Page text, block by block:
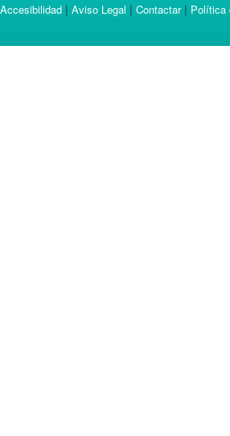
Accesibilidad | Aviso Legal | Contactar| Política